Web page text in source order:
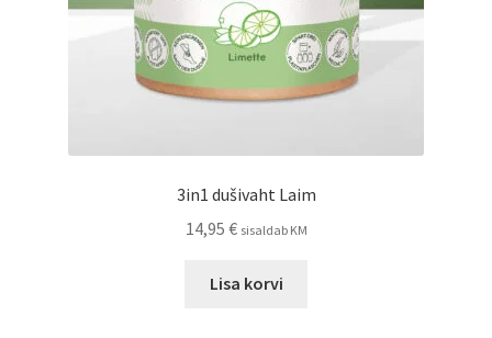
3in1 dušivaht Laim
14,95 € sisaldab KM
Lisa korvi